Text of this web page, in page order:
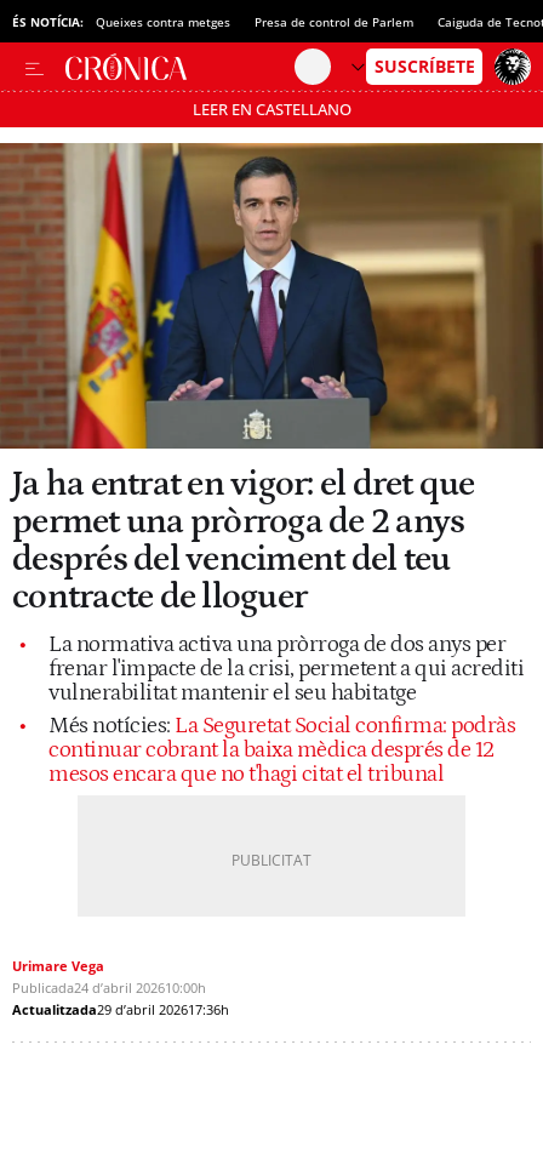
ÉS NOTÍCIA: Queixes contra metges Presa de control de Parlem Caiguda de
LEER EN CASTELLANO
Passa’t al mode estalvi
Ja ha entrat en vigor: el dret que
permet una pròrroga de 2 anys
després del venciment del teu
contracte de lloguer
La normativa activa una pròrroga de dos anys per
frenar l'impacte de la crisi, permetent a qui acrediti
vulnerabilitat mantenir el seu habitatge
Més notícies: La Seguretat Social confirma: podràs
continuar cobrant la baixa mèdica després de 12
mesos encara que no t'hagi citat el tribunal
Urimare Vega
Publicada24 d’abril 202610:00h
Actualitzada29 d’abril 202617:36h